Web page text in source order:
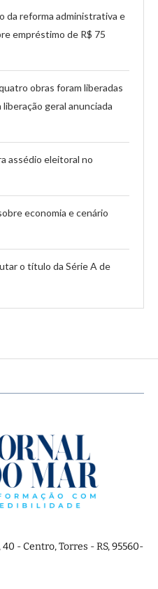
da reforma administrativa e
empréstimo de R$ 75
obras foram liberadas
geral anunciada
assédio eleitoral no
economia e cenário
o título da Série A de
- Centro, Torres - RS, 95560-